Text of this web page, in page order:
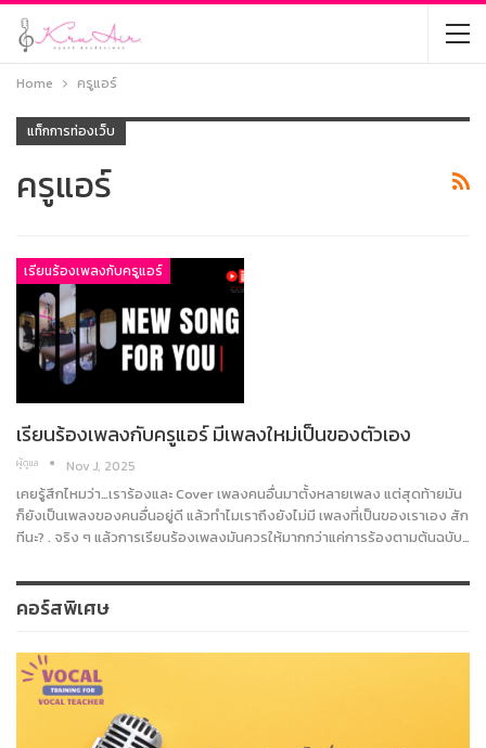
Home ครูแอร์
แท็กการท่องเว็บ
ครูแอร์
เรียนร้องเพลงกับครูแอร์
เรียนร้องเพลงกับครูแอร์ มีเพลงใหม่เป็นของตัวเอง
ผู้ดูแล Nov J, 2025
เคยรู้สึกไหมว่า…เราร้องและ Cover เพลงคนอื่นมาตั้งหลายเพลง แต่สุดท้ายมัน
ก็ยังเป็นเพลงของคนอื่นอยู่ดี แล้วทำไมเราถึงยังไม่มี เพลงที่เป็นของเราเอง สัก
ทีนะ? . จริง ๆ แล้วการเรียนร้องเพลงมันควรให้มากกว่าแค่การร้องตามต้นฉบับ…
คอร์สพิเศษ